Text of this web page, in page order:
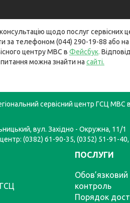
щодо послуг сервісних
за телефоном (044) 290-19-88 або на
центру МВС в Фейсбук.
можна знайти на сайті.
сервісний центр ГСЦ МВС
вул. Західно - Окружна, 11/1
(0382) 61-90-35, (0352) 51-91-
ПОСЛУГИ
Обов’язковий
контроль
Порядок